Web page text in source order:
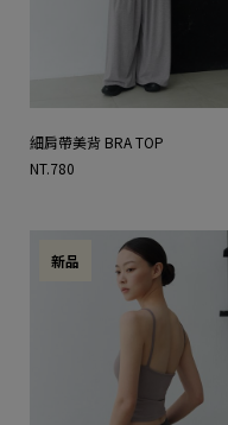
細肩帶美背 BRA TOP
NT.780
新品